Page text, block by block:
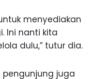
menyediakan
Ini nanti kita
dulu,” tutur dia.
pengunjung juga